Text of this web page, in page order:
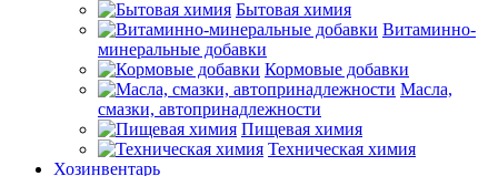
Бытовая химия
Витаминно-
минеральные добавки
Кормовые добавки
Масла,
смазки, автопринадлежности
Пищевая химия
Техническая химия
Хозинвентарь